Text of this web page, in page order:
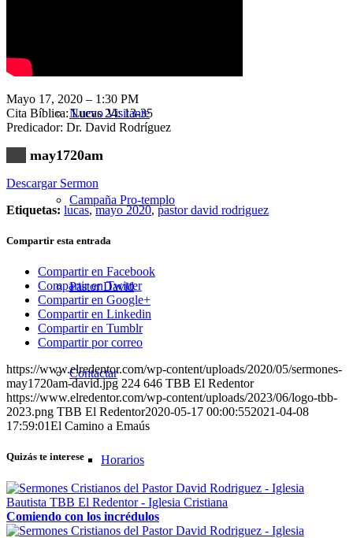
Nuevo Visitante
Campaña Pro-templo
Pastor David
Contactar
Horarios
Mayo 17, 2020 – 1:30 PM
Cita Bíblica: Lucas 24: 13-35
Predicador: Dr. David Rodríguez
may1720am
Descargar Sermon
Etiquetas: lucas,mayo 2020,pastor david rodriguez
Compartir esta entrada
Compartir en Facebook
Compartir en Twitter
Compartir en Google+
Compartir en Linkedin
Compartir en Tumblr
Compartir por correo
https://www.elredentor.com/wp-content/uploads/2020/05/sermones-
may1720am-david.jpg 224 646 TBB El Redentor
https://www.elredentor.com/wp-content/uploads/2023/06/logo-tbb-
2023.png TBB El Redentor2020-05-17 00:00:552021-04-08
17:59:01El Camino a Emaús
Quizás te interese
Comiendo con los incrédulos